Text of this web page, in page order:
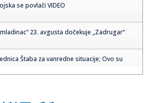
se povlači VIDEO
23. avgusta dočekuje „Zadrugar“
Štaba za vanredne situacije; Ovo su